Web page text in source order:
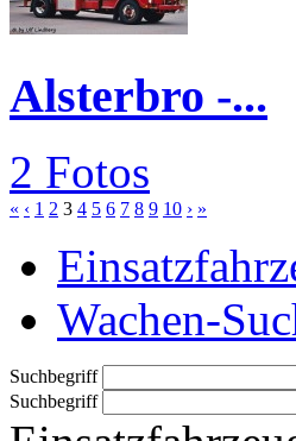
Alsterbro -...
2 Fotos
« ‹ 1 2 3 4 5 6 7 8 9 10 › »
Wachen-
Suchbegriff
Suchbegriff